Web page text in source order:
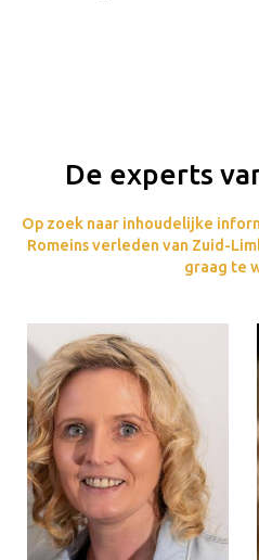
De experts
Op zoek naar inhoudelijke
Romeins verleden van Zuid-
graag te